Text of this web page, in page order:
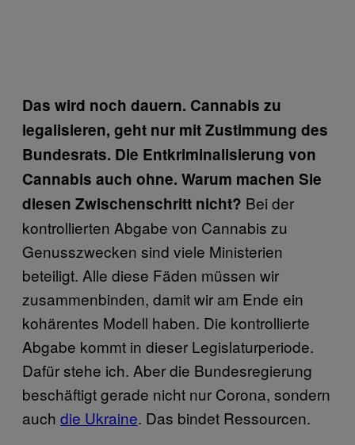
Das wird noch dauern. Cannabis zu
legalisieren, geht nur mit Zustimmung des
Bundesrats. Die Entkriminalisierung von
Cannabis auch ohne. Warum machen Sie
diesen Zwischenschritt nicht? Bei der
kontrollierten Abgabe von Cannabis zu
Genusszwecken sind viele Ministerien
beteiligt. Alle diese Fäden müssen wir
zusammenbinden, damit wir am Ende ein
kohärentes Modell haben. Die kontrollierte
Abgabe kommt in dieser Legislaturperiode.
Dafür stehe ich. Aber die Bundesregierung
beschäftigt gerade nicht nur Corona, sondern
auch die Ukraine. Das bindet Ressourcen.